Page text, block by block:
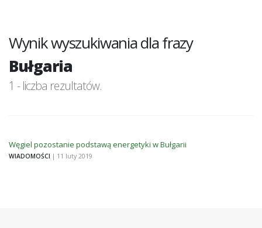
Wynik wyszukiwania dla frazy
Bułgaria
1 - liczba rezultatów.
Węgiel pozostanie podstawą energetyki w Bułgarii
WIADOMOŚCI | 11 luty 2019